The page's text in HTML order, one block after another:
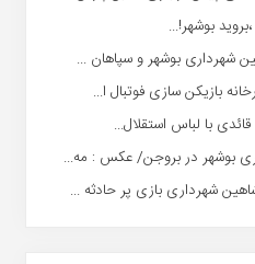
بوشهر!...
شهردارى بوشهر و سپاهان ...
بازیکن سازی فوتبال ا...
با لباس استقلال...
بوشهر در بروجن/ عکس : مه...
شهرداری بازی پر حادثه ...